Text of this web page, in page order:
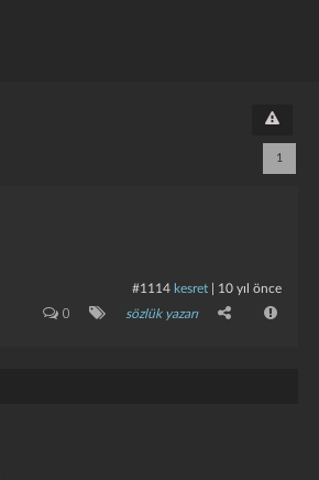
1
#1114 kesret| 10 yıl önce
0 sözlük yazarı